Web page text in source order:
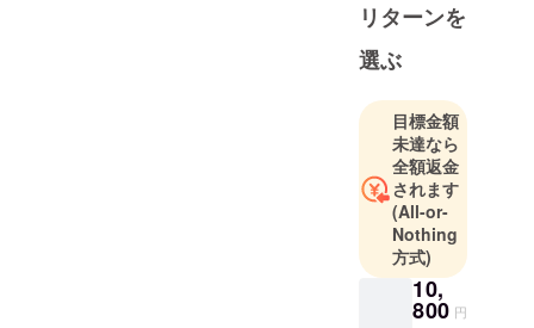
い致しま
す。
リターンを
選ぶ
目標金額
未達なら
全額返金
されます
(All-or-
Nothing
方式)
10,
800 円